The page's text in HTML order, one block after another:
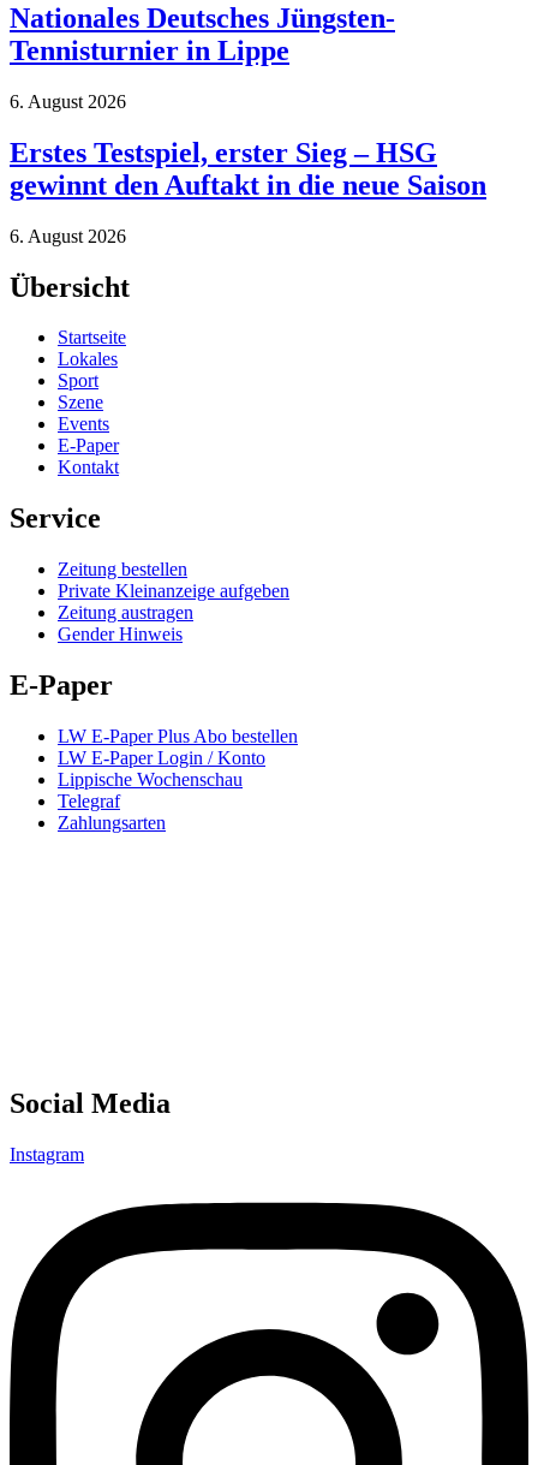
Nationales Deutsches Jüngsten-
Tennisturnier in Lippe
6. August 2026
Erstes Testspiel, erster Sieg – HSG
gewinnt den Auftakt in die neue Saison
6. August 2026
Übersicht
Startseite
Lokales
Sport
Szene
Events
E-Paper
Kontakt
Service
Zeitung bestellen
Private Kleinanzeige aufgeben
Zeitung austragen
Gender Hinweis
E-Paper
LW E-Paper Plus Abo bestellen
LW E-Paper Login / Konto
Lippische Wochenschau
Telegraf
Zahlungsarten
Social Media
Instagram